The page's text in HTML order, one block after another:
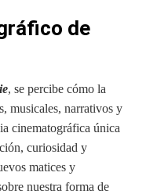
de
, se percibe cómo la
musicales, narrativos y
cinematográfica única
curiosidad y
matices y
nuestra forma de